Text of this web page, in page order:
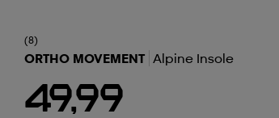
(8)
ORTHO MOVEMENT Alpine Insole
49,99